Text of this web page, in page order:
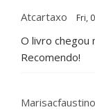
Atcartaxo Fri,
O livro chegou
Recomendo!
Marisacfaustino